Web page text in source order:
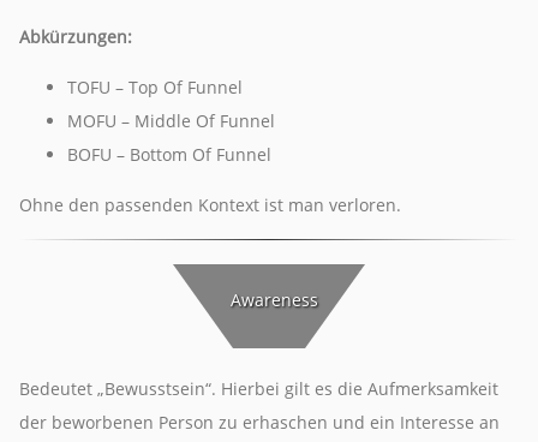
Abkürzungen:
TOFU – Top Of Funnel
MOFU – Middle Of Funnel
BOFU – Bottom Of Funnel
Ohne den passenden Kontext ist man verloren.
Awareness
Bedeutet „Bewusstsein“. Hierbei gilt es die Aufmerksamkeit
der beworbenen Person zu erhaschen und ein Interesse an